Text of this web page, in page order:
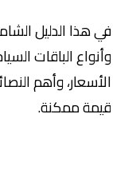
هذا الدليل
الباقات
وأهم النصائح
ممكنة.